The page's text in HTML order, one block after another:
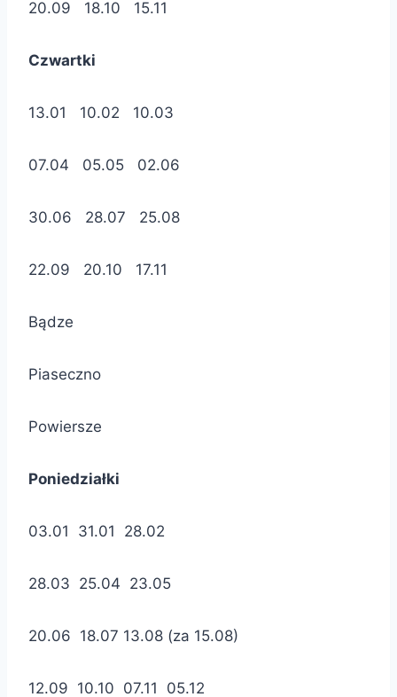
20.09 18.10 15.11
Czwartki
13.01 10.02 10.03
07.04 05.05 02.06
30.06 28.07 25.08
22.09 20.10 17.11
Bądze
Piaseczno
Powiersze
Poniedziałki
03.01 31.01 28.02
28.03 25.04 23.05
20.06 18.07 13.08 (za 15.08)
12.09 10.10 07.11 05.12